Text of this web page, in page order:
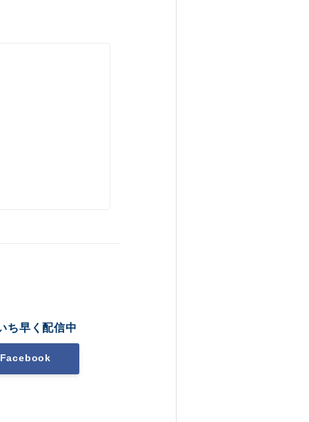
ち早く配信中
Facebook